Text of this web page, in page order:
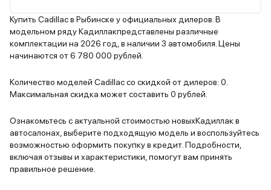
(хотя на
Чина), я
я просто
гарантии
полное
ваше
и стирает
Завтра
Купить Cadillac в Рыбинске у официальных дилеров. В
модельном ряду Кадиллакпредставлены различные
комплектации на 2026 год, в наличии 3 автомобиля. Цены
начинаются от 6 780 000 рублей.
Количество моделей Cadillac со скидкой от дилеров: 0.
Максимальная скидка может составить 0 рублей.
Ознакомьтесь с актуальной стоимостью новыхКадиллак в
автосалонах, выберите подходящую модель и воспользуйтесь
возможностью оформить покупку в кредит. Подробности,
включая отзывы и характеристики, помогут вам принять
правильное решение.